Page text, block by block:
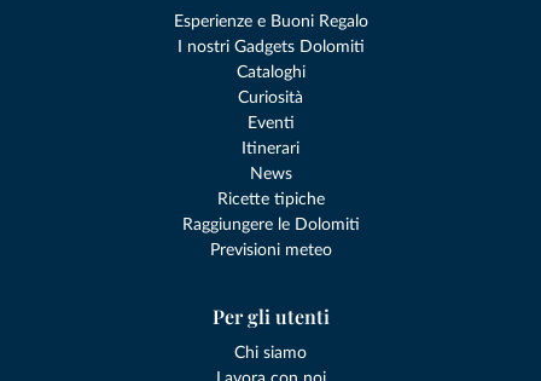
Esperienze e Buoni Regalo
I nostri Gadgets Dolomiti
Cataloghi
Curiosità
Eventi
Itinerari
News
Ricette tipiche
Raggiungere le Dolomiti
Previsioni meteo
Per gli utenti
Chi siamo